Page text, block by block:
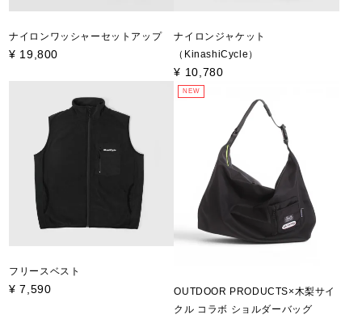
ナイロンワッシャーセットアップ
¥ 19,800
ナイロンジャケット
（KinashiCycle）
¥ 10,780
フリースベスト
¥ 7,590
NEW
OUTDOOR PRODUCTS×木梨サイ
クル コラボ ショルダーバッグ